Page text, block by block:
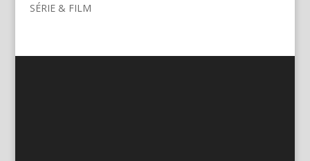
SÉRIE & FILM